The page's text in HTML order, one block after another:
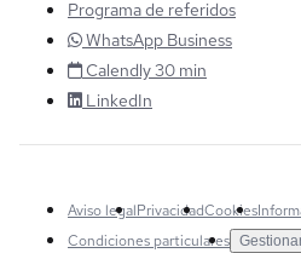
Programa de referidos
WhatsApp Business
Calendly 30 min
LinkedIn
Aviso legalPrivacidadCookies
Condiciones particulares